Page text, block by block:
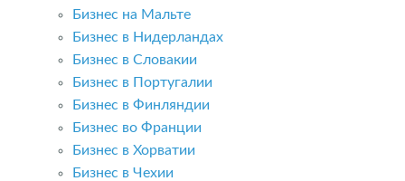
Бизнес на Мальте
Бизнес в Нидерландах
Бизнес в Словакии
Бизнес в Португалии
Бизнес в Финляндии
Бизнес во Франции
Бизнес в Хорватии
Бизнес в Чехии